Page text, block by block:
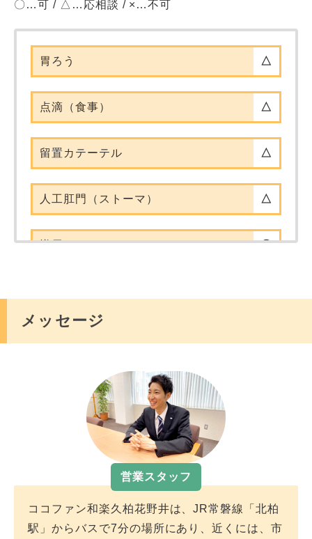
〇…可 / △…応相談 / ×…不可
胃ろう △
点滴（食事） △
留置カテーテル △
人工肛門（ストーマ） △
導尿 〇
ペースメーカー
インスリン注射
メッセージ
営業スタッフ
ココファン和楽久柏花野井は、JR常磐線「北柏
駅」からバスで7分の場所にあり、近くには、市